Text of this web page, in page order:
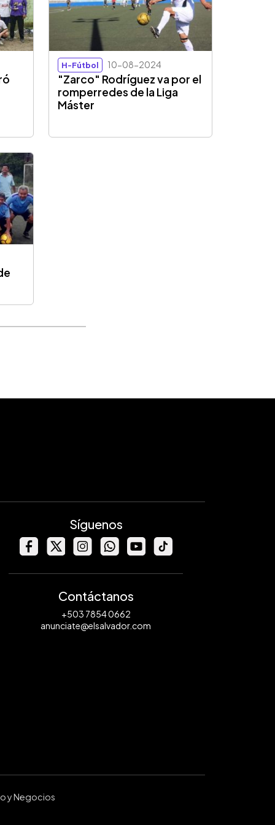
H-Fútbol 10-08-2024
"Zarco" Rodríguez va por el
romperredes de la Liga
Máster
Síguenos
Contáctanos
+503 7854 0662
anunciate@elsalvador.com
y Negocios